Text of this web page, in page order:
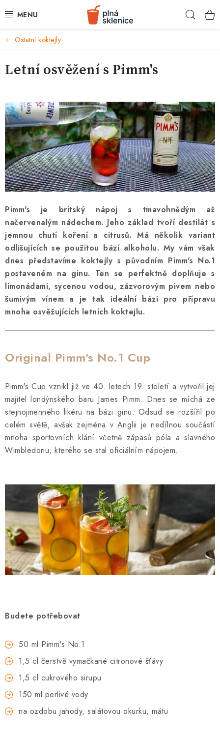
na
BARMANSKÉ POTŘEBY
SKLENICE NA KOKTEJLY
KOKTEJLOVÉ SADY
RECEPTY
AKCE
SOUPRAVY
Ostatní koktejly
Letní osvěžení s Pimm's
Pimm's je britský nápoj s tmavohnědým až
načervenalým nádechem. Jeho základ tvoří destilát s
jemnou chutí koření a citrusů. Má několik variant
odlišujících se použitou bází alkoholu. My vám však
dnes představíme koktejly s původním Pimm's No.1
postaveném na ginu. Ten se perfektně doplňuje s
limonádami, sycenou vodou, zázvorovým pivem nebo
šumivým vínem a je tak ideální bázi pro přípravu
mnoha osvěžujících letních koktejlu.
Original Pimm's No.1 Cup
Pimm's Cup vznikl již ve 40. letech 19. století a vytvořil jej
majitel londýnského baru James Pimm. Dnes se míchá ze
stejnojmenného likéru na bázi ginu. Odsud se rozšířil po
celém světě, avšak zejména v Anglii je nedílnou součástí
mnoha sportovních klání včetně zápasů póla a slavného
Wimbledonu, kterého se stal oficiálním nápojem.
Budete potřebovat
50 ml Pimm's No.1
1,5 cl čerstvě vymačkané citronové šťávy
1,5 cl cukrového sirupu
150 ml perlivé vody
na ozdobu jahody, salátovou okurku, mátu